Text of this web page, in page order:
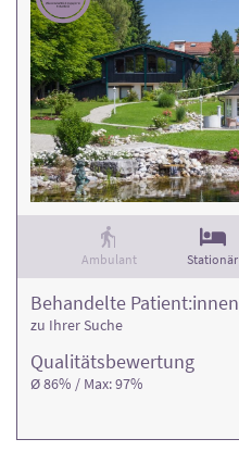
Ambulant Stationär
Qualitäts­bewertung
Ø 86% / Max: 97%
Behandelte Patient:innen
zu Ihrer Suche